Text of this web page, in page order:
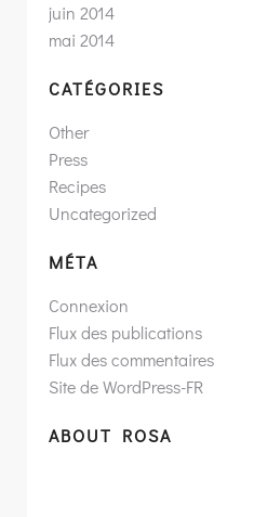
juin 2014
mai 2014
CATÉGORIES
Other
Press
Recipes
Uncategorized
MÉTA
Connexion
Flux des publications
Flux des commentaires
Site de WordPress-FR
ABOUT ROSA